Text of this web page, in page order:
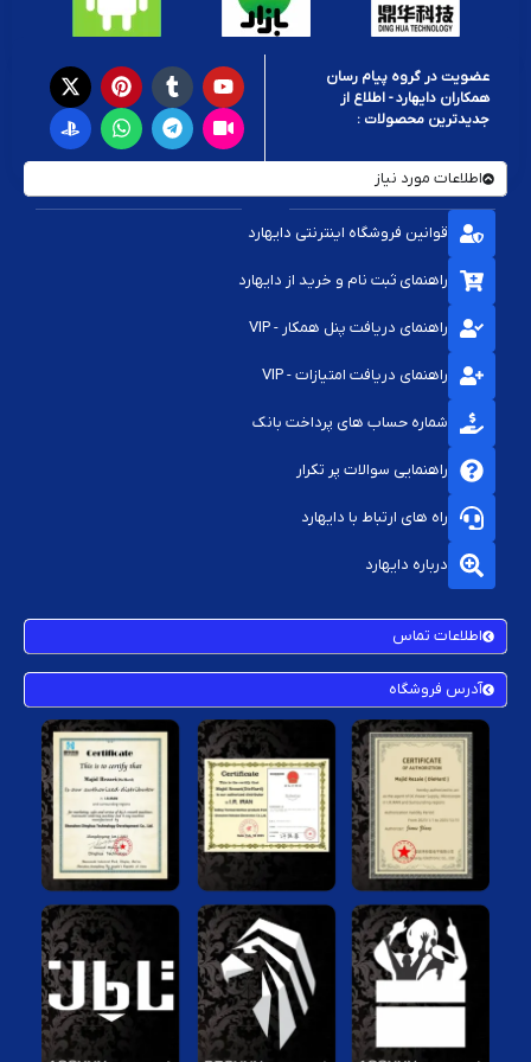
عضویت در گروه پیام رسان
همکاران دایهارد - اطلاع از
جدیدترین محصولات :
اطلاعات مورد نیاز
قوانین فروشگاه اینترنتی دایهارد
راهنمای ثبت نام و خرید از دایهارد
راهنمای دریافت پنل همکار - VIP
راهنمای دریافت امتیازات - VIP
شماره حساب های پرداخت بانک
راهنمایی سوالات پر تکرار
راه های ارتباط با دایهارد
درباره دایهارد
اطلاعات تماس
آدرس فروشگاه